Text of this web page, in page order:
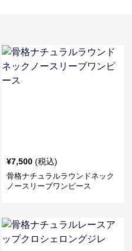
¥7,500 (税込)
骨格ナチュラルラウンドネック
ノースリーブワンピース